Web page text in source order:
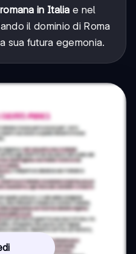
in Italia e nel
il dominio di Roma
sua futura egemonia.